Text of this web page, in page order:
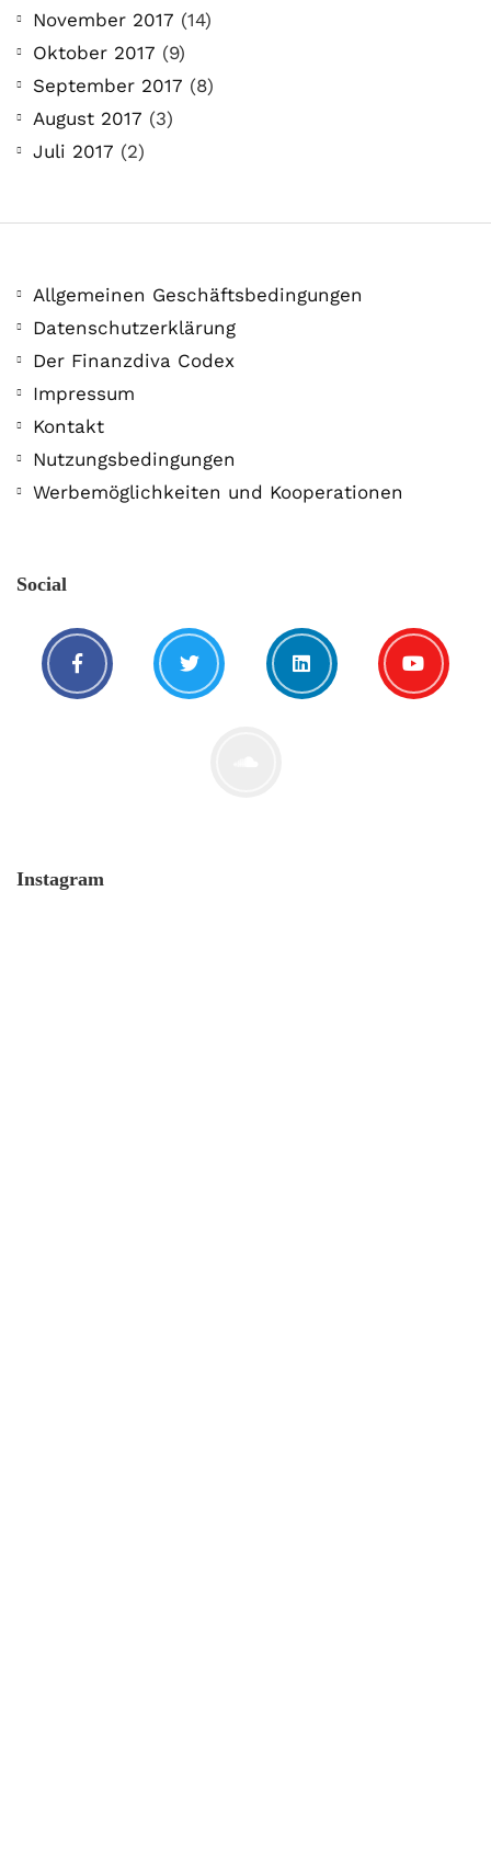
November 2017 (14)
Oktober 2017 (9)
September 2017 (8)
August 2017 (3)
Juli 2017 (2)
Allgemeinen Geschäftsbedingungen
Datenschutzerklärung
Der Finanzdiva Codex
Impressum
Kontakt
Nutzungsbedingungen
Werbemöglichkeiten und Kooperationen
Social
Instagram